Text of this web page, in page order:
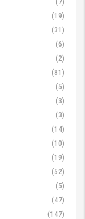
(19)
(31)
(6)
(2)
(81)
(5)
(3)
(3)
(14)
(10)
(19)
(52)
(5)
(47)
(147)